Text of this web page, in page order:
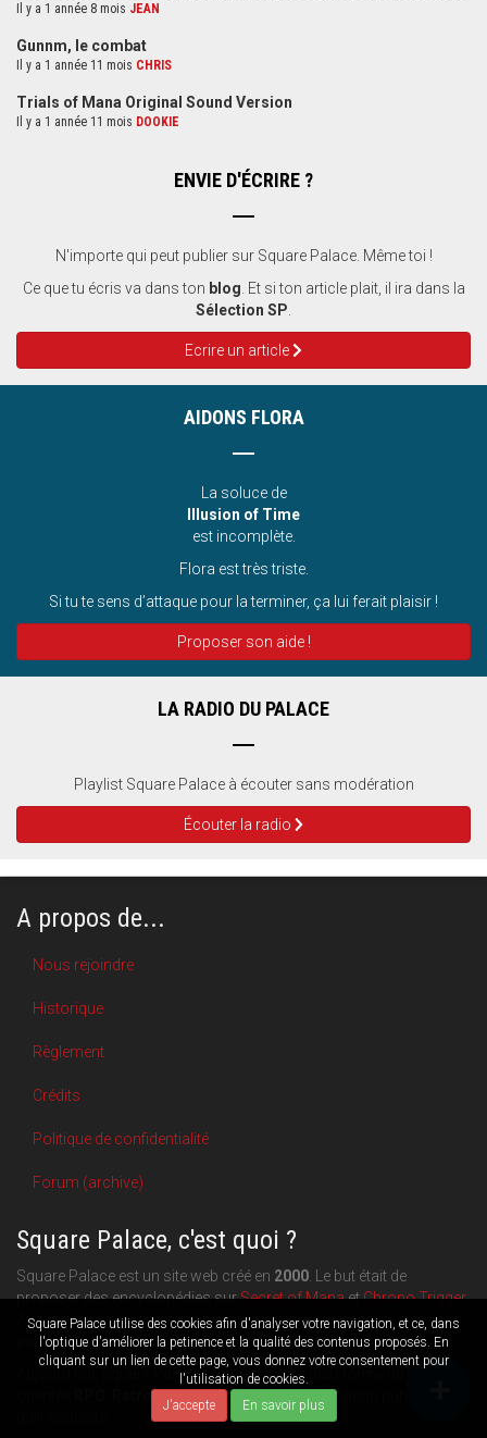
Square Palace utilise des cookies afin d'analyser votre navigation, et ce, dans
l'optique d'améliorer la petinence et la qualité des contenus proposés. En
cliquant sur un lien de cette page, vous donnez votre consentement pour
l'utilisation de cookies.
J'accepte
En savoir plus
Il y a 1 année 8 mois JEAN
Gunnm, le combat
Il y a 1 année 11 mois CHRIS
Trials of Mana Original Sound Version
Il y a 1 année 11 mois DOOKIE
ENVIE D'ÉCRIRE ?
N'importe qui peut publier sur Square Palace. Même toi !
Ce que tu écris va dans ton blog. Et si ton article plait, il ira dans la
Sélection SP.
Ecrire un article
AIDONS FLORA
La soluce de
Illusion of Time
est incomplète.
Flora est très triste.
Si tu te sens d’attaque pour la terminer, ça lui ferait plaisir !
Proposer son aide !
LA RADIO DU PALACE
Playlist Square Palace à écouter sans modération
Écouter la radio
A propos de...
Nous rejoindre
Historique
Règlement
Crédits
Politique de confidentialité
Forum (archive)
Square Palace, c'est quoi ?
Square Palace est un site web créé en 2000. Le but était de
proposer des encyclopédies surSecret of ManaetChrono Trigger.
Au fil des années, une véritable communauté s'est créée et le
contenu du site a pu s'étoffer.
Aujourd'hui, Square Palace c'est aussi une plateforme de blogging
Retrogaming etculture geek
: chacun publie ce